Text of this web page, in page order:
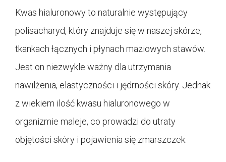
Kwas hialuronowy to naturalnie występujący
polisacharyd, który znajduje się w naszej skórze,
tkankach łącznych i płynach maziowych stawów.
Jest on niezwykle ważny dla utrzymania
nawilżenia, elastyczności i jędrności skóry. Jednak
z wiekiem ilość kwasu hialuronowego w
organizmie maleje, co prowadzi do utraty
objętości skóry i pojawienia się zmarszczek.